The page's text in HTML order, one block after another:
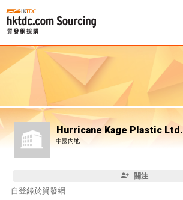
Hurricane Kage Plastic Ltd.
中國內地
關注
自登錄於貿發網